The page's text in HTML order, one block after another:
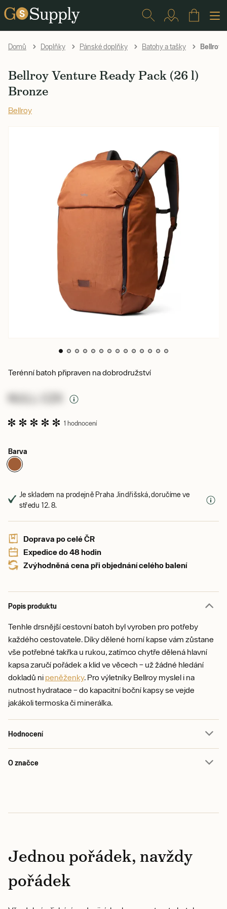
Domů Doplňky Pánské doplňky Batohy a tašky Bellroy
Bellroy Venture Ready Pack (26 l)
Bronze
Bellroy
Terénní batoh připraven na dobrodružství
NULL CZK
1 hodnocení
Barva
Je skladem na prodejně Praha Jindřišská, doručíme ve
středu 12. 8.
Doprava po celé ČR
Expedice do 48 hodin
Zvýhodněná cena při objednání celého balení
Popis produktu
Tenhle drsnější cestovní batoh byl vyroben pro potřeby
každého cestovatele. Díky dělené horní kapse vám zůstane
vše potřebné takřka u rukou, zatímco chytře dělená hlavní
kapsa zaručí pořádek a klid ve věcech – už žádné hledání
dokladů ni peněženky. Pro výletníky Bellroy myslel i na
nutnost hydratace – do kapacitní boční kapsy se vejde
jakákoli termoska či minerálka.
Hodnocení
O značce
Jednou pořádek, navždy
pořádek